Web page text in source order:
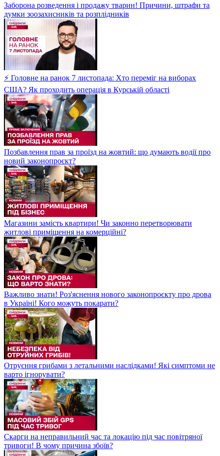
Заборона розведення і продажу тварин! Причини, штрафи та
думки зоозахисників та розплідників
⚡ Головне на ранок 7 листопада: Хто переміг на виборах
США? Як проходить операція в Курській області
Позбавлення прав за проїзд на жовтий: що думають водії про
новий законопроєкт?
Магазини замість квартири! Чи законно перетворювати
житлові приміщення на комерційні?
Важливо знати! Роз'яснення нового законопроєкту про дрова
в Україні! Кого можуть покарати?
Отруєння грибами з летальними наслідками! Які симптоми не
варто ігнорувати?
Скарги на неправильний час та локацію під час повітряної
тривоги! В чому причина збоїв?